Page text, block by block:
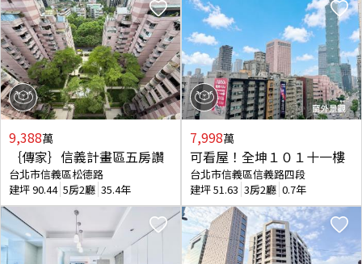
9,388萬
｛傳家｝信義計畫區五房讚
台北市信義區松德路
建坪90.44 5房2廳 35.4年
7,998萬
可看屋！全坤１０１十一樓
台北市信義區信義路四段
建坪51.63 3房2廳 0.7年